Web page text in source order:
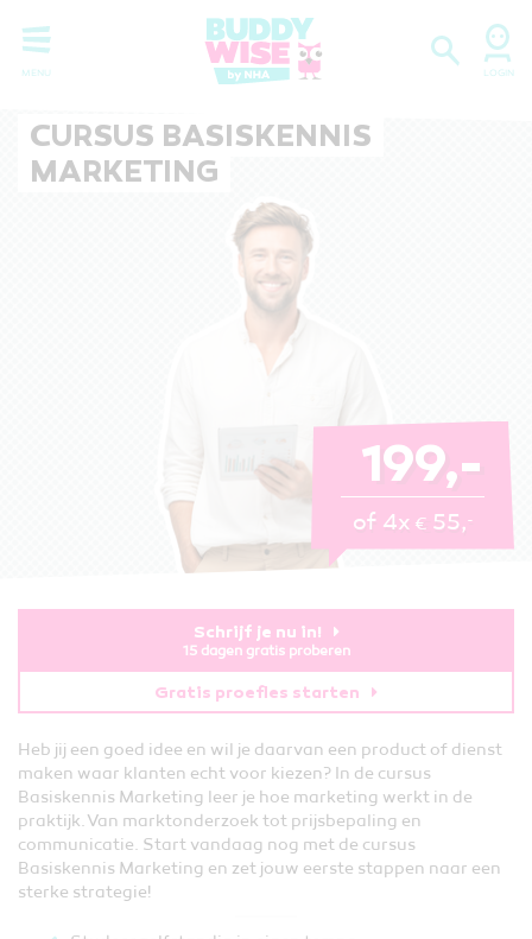
CURSUS BASISKENNIS
MARKETING
199,-
of 4x € 55,-
Heb jij een goed idee en wil je daarvan een product of dienst
maken waar klanten echt voor kiezen? In de cursus
Basiskennis Marketing leer je hoe marketing werkt in de
praktijk. Van marktonderzoek tot prijsbepaling en
communicatie. Start vandaag nog met de cursus
Basiskennis Marketing en zet jouw eerste stappen naar een
sterke strategie!
Schrijf je nu in!
15 dagen gratis proberen
Gratis proefles starten